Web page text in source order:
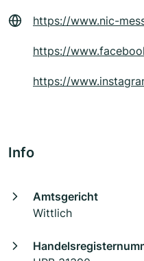
https://www.nic-
https://
https://
Info
Amtsgericht
Wittlich